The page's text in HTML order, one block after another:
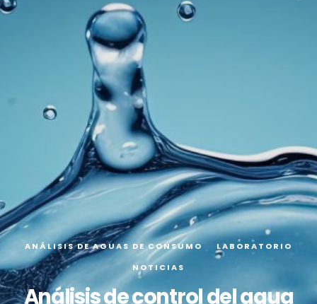
ANÁLISIS DE AGUAS DE CONSUMO
LABORATORIO
NOTICIAS
Análisis de control del agua